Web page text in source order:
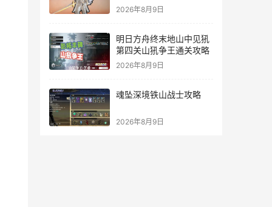
2026年8月9日
明日方舟终末地山中见犼
第四关山犼争王通关攻略
2026年8月9日
魂坠深境铁山战士攻略
2026年8月9日